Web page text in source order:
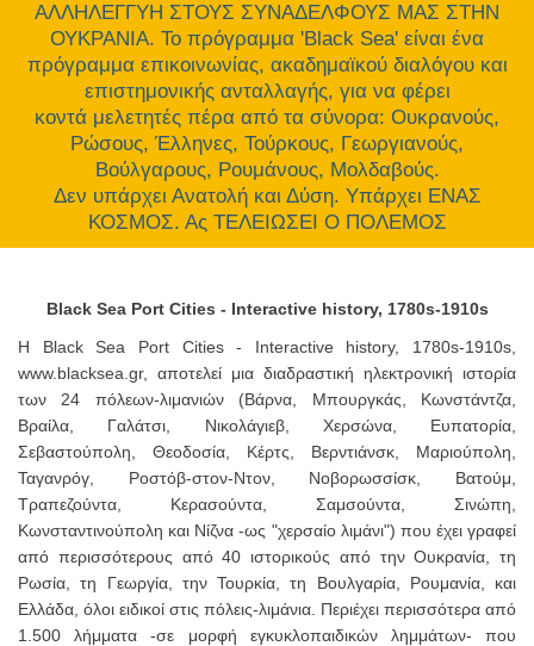
ΑΛΛΗΛΕΓΓΥΗ ΣΤΟΥΣ ΣΥΝΑΔΕΛΦΟΥΣ ΜΑΣ ΣΤΗΝ
ΟΥΚΡΑΝΙΑ. Το πρόγραμμα 'Black Sea' είναι ένα
πρόγραμμα επικοινωνίας, ακαδημαϊκού διαλόγου και
επιστημονικής ανταλλαγής, για να φέρει
κοντά μελετητές πέρα από τα σύνορα: Ουκρανούς,
Ρώσους, Έλληνες, Τούρκους, Γεωργιανούς,
Βούλγαρους, Ρουμάνους, Μολδαβούς.
Δεν υπάρχει Ανατολή και Δύση. Υπάρχει ΕΝΑΣ
ΚΟΣΜΟΣ. Ας ΤΕΛΕΙΩΣΕΙ Ο ΠΟΛΕΜΟΣ
Black Sea Port Cities - Interactive history, 1780s-1910s
Η Black Sea Port Cities - Interactive history, 1780s-1910s,
www.blacksea.gr, αποτελεί μια διαδραστική ηλεκτρονική ιστορία
των 24 πόλεων-λιμανιών (Bάρνα, Μπουργκάς, Κωνστάντζα,
Βραίλα, Γαλάτσι, Νικολάγιεβ, Χερσώνα, Ευπατορία,
Σεβαστούπολη, Θεοδοσία, Κέρτς, Βερντιάνσκ, Μαριούπολη,
Ταγανρόγ, Ροστόβ-στον-Ντον, Νοβορωσσίσκ, Βατούμ,
Τραπεζούντα, Κερασούντα, Σαμσούντα, Σινώπη,
Κωνσταντινούπολη και Νίζνα -ως "χερσαίο λιμάνι") που έχει γραφεί
από περισσότερους από 40 ιστορικούς από την Ουκρανία, τη
Ρωσία, τη Γεωργία, την Τουρκία, τη Βουλγαρία, Ρουμανία, και
Ελλάδα, όλοι ειδικοί στις πόλεις-λιμάνια. Περιέχει περισσότερα από
1.500 λήμματα -σε μορφή εγκυκλοπαιδικών λημμάτων- που